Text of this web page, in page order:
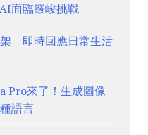
面臨嚴峻挑戰
架 即時回應日常生活
Pro來了！生成圖像
語言